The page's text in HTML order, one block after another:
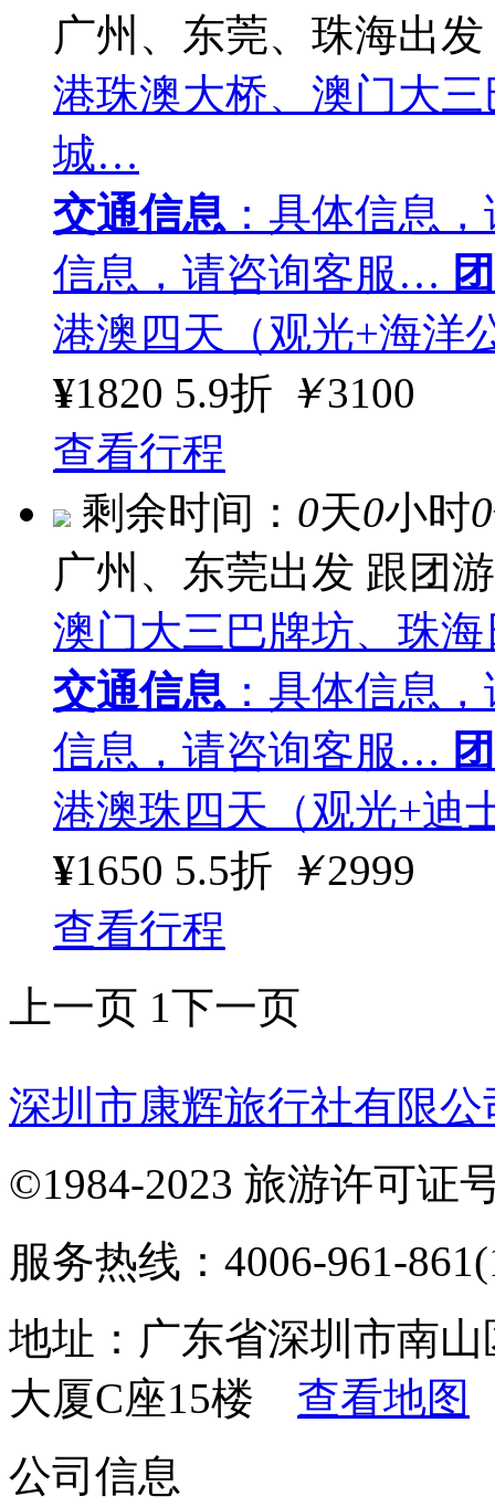
广州、东莞、珠海出发
港珠澳大桥、澳门大
城…
交通信息 ：具体信息
信息，请咨询客服…
港澳四天（观光+海洋
¥1820 5.9折 ￥3100
查看行程
剩余时间： 0天0小时0
广州、东莞出发 跟团游
澳门大三巴牌坊、珠
交通信息 ：具体信息
信息，请咨询客服…
港澳珠四天（观光+迪
¥1650 5.5折 ￥2999
查看行程
上一页 1下一页
深圳市康辉旅行社有限
©1984-2023 旅游许可证
服务热线：4006-961-
地址：广东省深圳市南
大厦C座15楼 查看地图
公司信息